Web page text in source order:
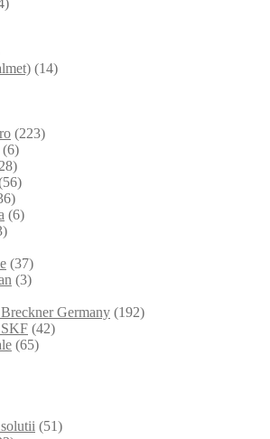
(14)
(223)
(6)
(6)
(37)
(3)
Germany (192)
(42)
(65)
(51)